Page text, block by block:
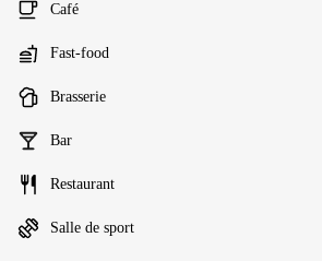
Café
Fast-food
Brasserie
Bar
Restaurant
Salle de sport